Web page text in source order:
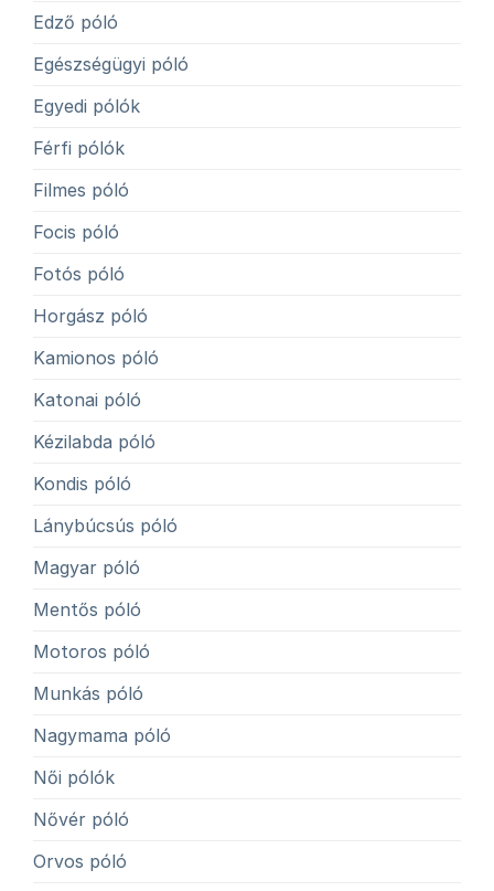
Edző póló
Egészségügyi póló
Egyedi pólók
Férfi pólók
Filmes póló
Focis póló
Fotós póló
Horgász póló
Kamionos póló
Katonai póló
Kézilabda póló
Kondis póló
Lánybúcsús póló
Magyar póló
Mentős póló
Motoros póló
Munkás póló
Nagymama póló
Női pólók
Nővér póló
Orvos póló